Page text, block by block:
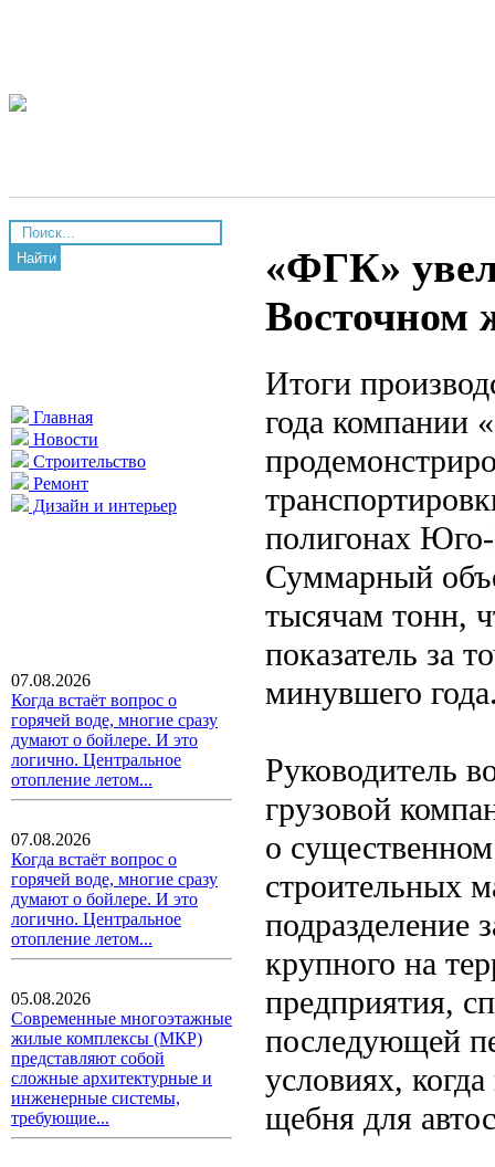
Найти
Главная
Новости
Строительство
Ремонт
Дизайн и интерьер
07.08.2026
Когда встаёт вопрос о
горячей воде, многие сразу
думают о бойлере. И это
логично. Центральное
отопление летом...
07.08.2026
Когда встаёт вопрос о
горячей воде, многие сразу
думают о бойлере. И это
логично. Центральное
отопление летом...
05.08.2026
Современные многоэтажные
жилые комплексы (МКР)
представляют собой
сложные архитектурные и
инженерные системы,
требующие...
«ФГК»
Восточном
Итоги
года компании
полигонах
Суммарный
тысячам тонн,
показатель за
минувшего
Руководитель
грузовой
о
строительных
подразделение
крупного на
предприятия,
последующей
условиях,
щебня для